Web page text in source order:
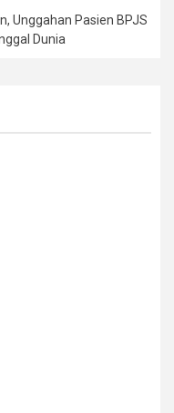
Unggahan Pasien BPJS
Dunia